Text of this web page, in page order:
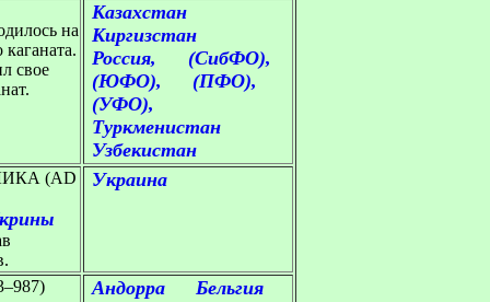
на
свое
Казахстан
Киргизстан
Россия,
(СибФО),
(ЮФО),
(ПФО),
(УФО),
Туркменистан
Узбекистан
(AD Украина
Андорра
Бельгия